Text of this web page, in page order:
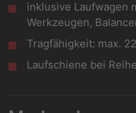
inklusive Laufwagen
Werkzeugen,
Tragfähigkeit: max.
Laufschiene bei